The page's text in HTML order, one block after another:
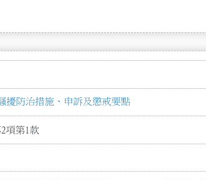
擾防治措施、申訴及懲戒要點
項第1款